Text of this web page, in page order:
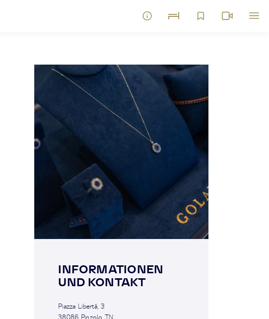
INFORMATIONEN
UND KONTAKT
Piazza Libertà, 3
38086 Pinzolo TN